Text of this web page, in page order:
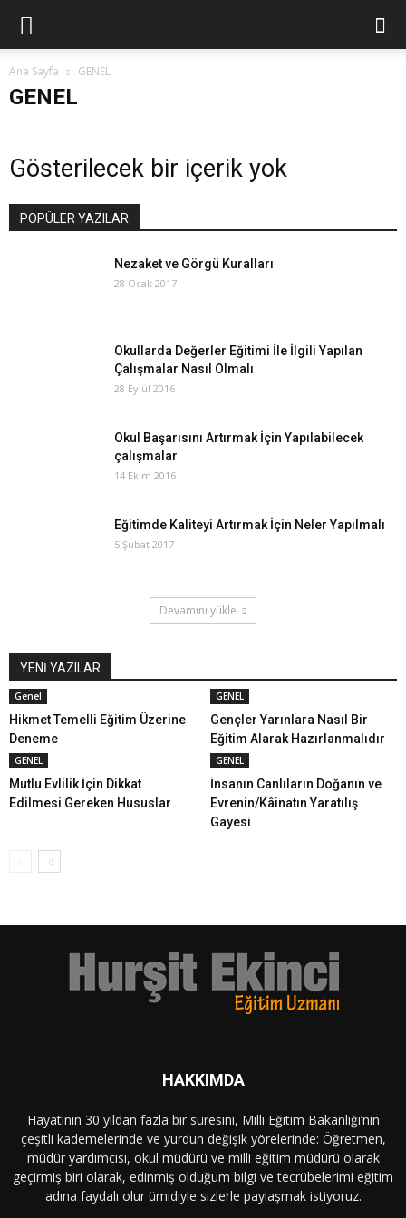
Ana Sayfa GENEL
GENEL
Gösterilecek bir içerik yok
POPÜLER YAZILAR
Nezaket ve Görgü Kuralları
28 Ocak 2017
Okullarda Değerler Eğitimi İle İlgili Yapılan
Çalışmalar Nasıl Olmalı
28 Eylül 2016
Okul Başarısını Artırmak İçin Yapılabilecek
çalışmalar
14 Ekim 2016
Eğitimde Kaliteyi Artırmak İçin Neler Yapılmalı
5 Şubat 2017
Devamını yükle
YENİ YAZILAR
Genel
Hikmet Temelli Eğitim Üzerine
Deneme
GENEL
Gençler Yarınlara Nasıl Bir
Eğitim Alarak Hazırlanmalıdır
GENEL
Mutlu Evlilik İçin Dikkat
Edilmesi Gereken Hususlar
GENEL
İnsanın Canlıların Doğanın ve
Evrenin/Kâinatın Yaratılış
Gayesi
HAKKIMDA
Hayatının 30 yıldan fazla bir süresini, Milli Eğitim Bakanlığı’nın
çeşitli kademelerinde ve yurdun değişik yörelerinde: Öğretmen,
müdür yardımcısı, okul müdürü ve milli eğitim müdürü olarak
geçirmiş biri olarak, edinmiş olduğum bilgi ve tecrübelerimi eğitim
adına faydalı olur ümidiyle sizlerle paylaşmak istiyoruz.